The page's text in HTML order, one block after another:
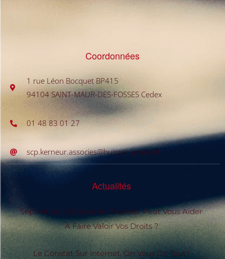
Coordonnées
1 rue Léon Bocquet BP415
94104 SAINT-MAUR-DES-FOSSES Cedex
01 48 83 01 27
scp.kerneur.associes@huissier-justice.fr
Actualités
Séparation : Comment L’huissier Peut Vous Aider
À Faire Valoir Vos Droits ?
Le Constat Sur Internet, On Vous Dit Tout !